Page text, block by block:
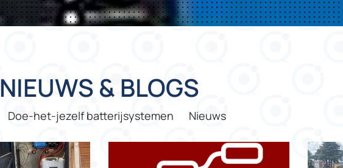
NIEUWS & BLOGS
Doe-het-jezelf batterijsystemen Nieuws